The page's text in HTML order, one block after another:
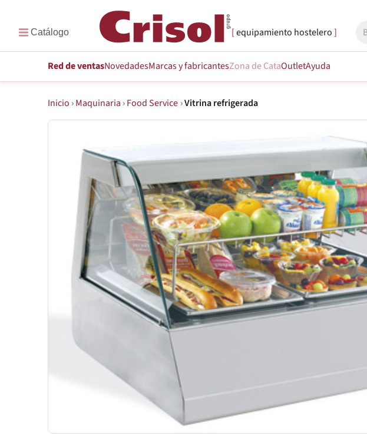
equipamiento hostelero
Red de ventasNovedadesMarcasy fabricantesZona de CataOutletAyuda
Inicio ›Maquinaria ›Food Service ›Vitrina refrigerada